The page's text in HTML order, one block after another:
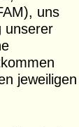
uns
unserer
jeweiligen